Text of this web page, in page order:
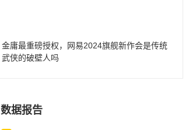
金庸最重磅授权，网易2024旗舰新作会是传统
武侠的破壁人吗
数据报告